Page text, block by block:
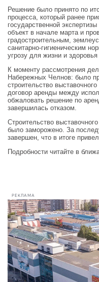
Решение было принято по
процесса, который ранее
государственной
объект в начале марта и
градостроительным,
санитарно-гигиеническим
угрозу для жизни и
К моменту рассмотрения
Набережных Челнов: было
строительство
договор аренды между
обжаловать решение по
завершилась отказом.
Строительство
было заморожено. За
завершен, что в итоге
Подробности читайте в
РЕКЛАМА